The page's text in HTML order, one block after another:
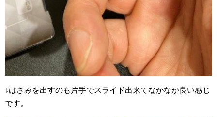
↓はさみを出すのも片手でスライド出来てなかなか良い感じ
です。